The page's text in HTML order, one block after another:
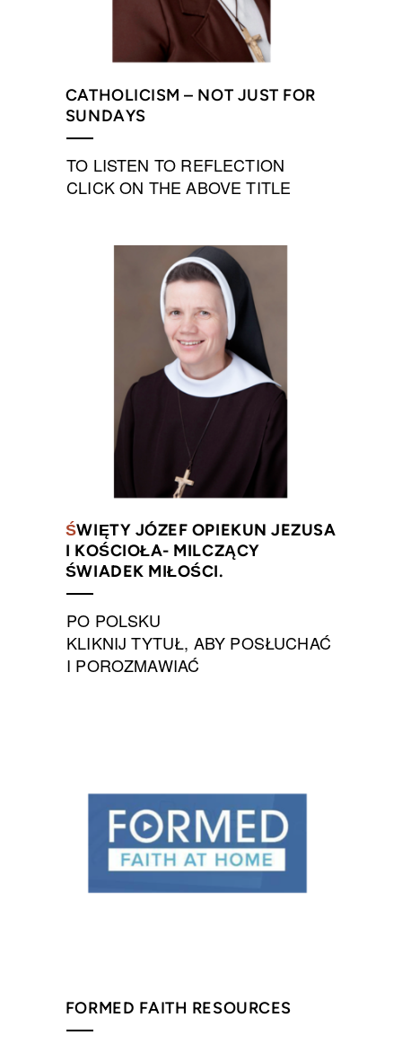
CATHOLICISM – NOT JUST FOR
SUNDAYS
TO LISTEN TO REFLECTION
CLICK ON THE ABOVE TITLE
ŚWIĘTY JÓZEF OPIEKUN JEZUSA
I KOŚCIOŁA- MILCZĄCY
ŚWIADEK MIŁOŚCI.
PO POLSKU
KLIKNIJ TYTUŁ, ABY POSŁUCHAĆ
I POROZMAWIAĆ
FORMED FAITH RESOURCES